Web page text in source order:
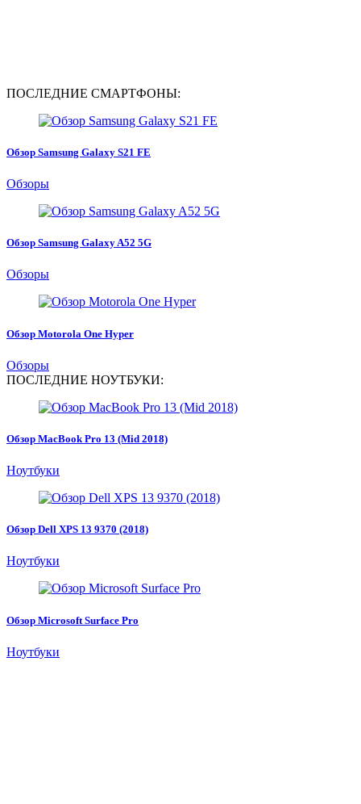
ПОСЛЕДНИЕ СМАРТФОНЫ:
Обзор Samsung Galaxy S21 FE
Обзоры
Обзор Samsung Galaxy A52 5G
Обзоры
Обзор Motorola One Hyper
Обзоры
ПОСЛЕДНИЕ НОУТБУКИ:
Обзор MacBook Pro 13 (Mid 2018)
Ноутбуки
Обзор Dell XPS 13 9370 (2018)
Ноутбуки
Обзор Microsoft Surface Pro
Ноутбуки